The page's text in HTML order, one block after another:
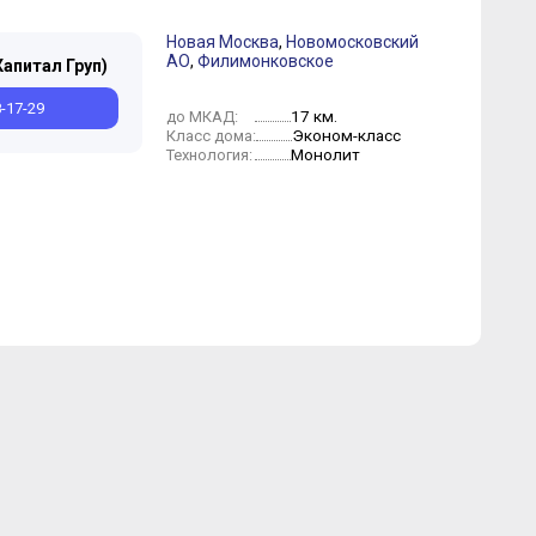
Груп)
17-29
Новая Москва, Новомосковский
АО, Филимонковское
до МКАД: 17 км.
Класс дома: Эконом-класс
Технология: Монолит